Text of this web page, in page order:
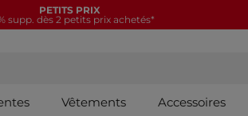
PETITS PRIX
supp. dès 2 petits prix achetés*
Vêtements Accessoires